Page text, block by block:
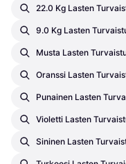
22.0 Kg Lasten
9.0 Kg Lasten
Musta Lasten
Oranssi Lasten
Punainen Lasten
Violetti Lasten
Sininen Lasten